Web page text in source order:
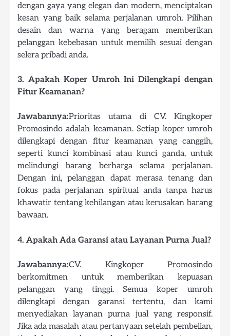
dengan gaya yang elegan dan modern, menciptakan
kesan yang baik selama perjalanan umroh. Pilihan
desain dan warna yang beragam memberikan
pelanggan kebebasan untuk memilih sesuai dengan
selera pribadi anda.
3. Apakah Koper Umroh Ini Dilengkapi dengan
Fitur Keamanan?
Jawabannya:Prioritas utama di CV. Kingkoper
Promosindo adalah keamanan. Setiap koper umroh
dilengkapi dengan fitur keamanan yang canggih,
seperti kunci kombinasi atau kunci ganda, untuk
melindungi barang berharga selama perjalanan.
Dengan ini, pelanggan dapat merasa tenang dan
fokus pada perjalanan spiritual anda tanpa harus
khawatir tentang kehilangan atau kerusakan barang
bawaan.
4. Apakah Ada Garansi atau Layanan Purna Jual?
Jawabannya:CV. Kingkoper Promosindo
berkomitmen untuk memberikan kepuasan
pelanggan yang tinggi. Semua koper umroh
dilengkapi dengan garansi tertentu, dan kami
menyediakan layanan purna jual yang responsif.
Jika ada masalah atau pertanyaan setelah pembelian,